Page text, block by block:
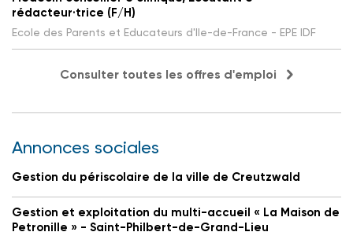
rédacteur·trice (F/H)
Ecole des Parents et Educateurs d'Ile-de-France - EPE IDF
Consulter toutes les offres d'emploi
Annonces sociales
Gestion du périscolaire de la ville de Creutzwald
Gestion et exploitation du multi-accueil « La Maison de
Petronille » - Saint-Philbert-de-Grand-Lieu